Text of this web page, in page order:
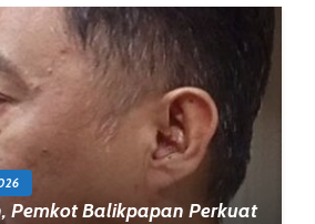
Pemkot Balikpapan Perkuat